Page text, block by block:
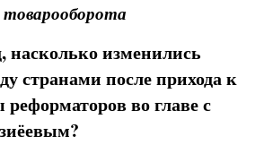
насколько изменились
странами после прихода к
во главе с